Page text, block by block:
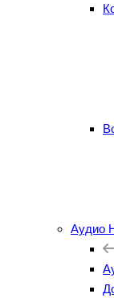
Аудио